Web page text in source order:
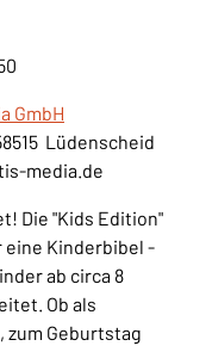
GmbH
Lüdenscheid
media.de
Die "Kids Edition"
eine Kinderbibel -
ab circa 8
Ob als
zum Geburtstag